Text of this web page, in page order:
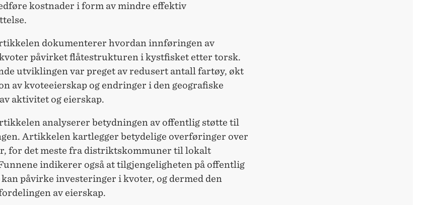
kostnader i form av mindre effektiv
dokumenterer hvordan innføringen av
påvirket flåtestrukturen i kystfisket etter torsk.
utviklingen var preget av redusert antall fartøy, økt
av kvoteeierskap og endringer i den geografiske
aktivitet og eierskap.
analyserer betydningen av offentlig støtte til
Artikkelen kartlegger betydelige overføringer over
for det meste fra distriktskommuner til lokalt
indikerer også at tilgjengeligheten på offentlig
påvirke investeringer i kvoter, og dermed den
av eierskap.